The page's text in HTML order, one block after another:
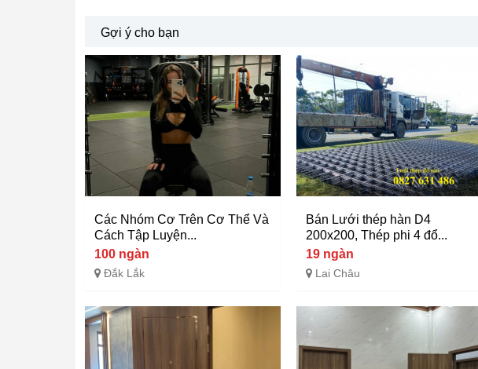
Gợi ý cho bạn
Các Nhóm Cơ Trên Cơ Thể Và
Cách Tập Luyện...
100 ngàn
Đắk Lắk
Bán Lưới thép hàn D4
200x200, Thép phi 4 đổ...
19 ngàn
Lai Châu